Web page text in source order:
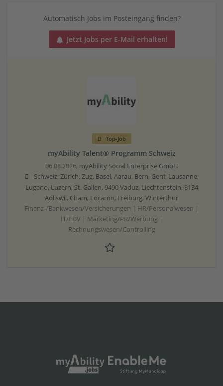
Automatisch Jobs im Posteingang finden?
Jetzt Jobs per E-Mail erhalten!
Top-Job
myAbility Talent® Programm Schweiz
06.08.2026, myAbility Social Enterprise GmbH
Schweiz, Zürich, Zug, Basel, Aarau, Bern, Genf, Lausanne,
Lugano, Luzern, St. Gallen, 9490 Vaduz, Liechtenstein, 8134
Adliswil, Cham, Locarno, Freiburg, Winterthur
Finanz-/Bankwesen/Versicherungen | HR/Personalwesen |
IT/EDV | Marketing/PR/Werbung |
Rechnungswesen/Controlling